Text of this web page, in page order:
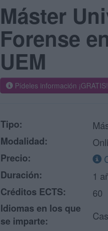
Máster
Forense
UEM
Pídeles información ¡GRATIS!
Tipo:
Modalidad:
Precio:
Duración:
1
Créditos ECTS:
60
Idiomas en los que
se imparte: